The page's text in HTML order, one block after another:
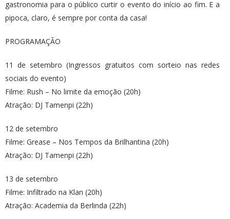
gastronomia para o público curtir o evento do início ao fim. E a
pipoca, claro, é sempre por conta da casa!
PROGRAMAÇÃO
11 de setembro (Ingressos gratuitos com sorteio nas redes
sociais do evento)
Filme: Rush – No limite da emoção (20h)
Atração: DJ Tamenpi (22h)
12 de setembro
Filme: Grease – Nos Tempos da Brilhantina (20h)
Atração: DJ Tamenpi (22h)
13 de setembro
Filme: Infiltrado na Klan (20h)
Atração: Academia da Berlinda (22h)